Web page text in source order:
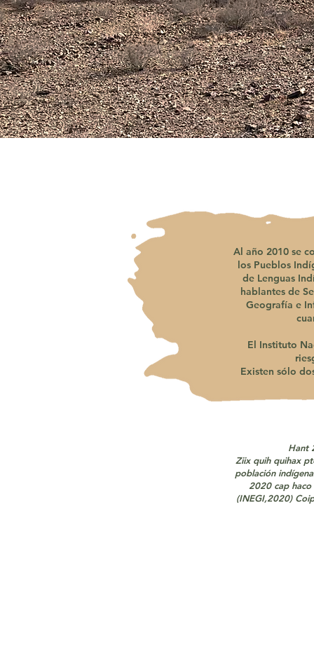
Al año 2010 se
los Pueblos
de Lenguas
hablantes de
Geografía e
El Instituto
Existen sólo
Hant
Ziix quih quihax
población
2020 cap
(INEGI,2020)